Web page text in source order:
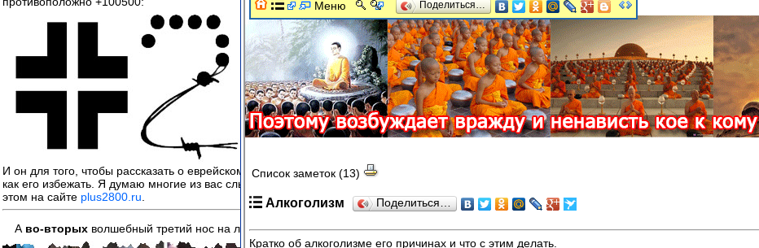
И он для того, чтобы рассказать о еврейском фашизме, 2800 рабах каждому еврею, а главное о каббалистическом языке и
как его избежать. Я думаю многие из вас слышат об этом первый раз и не понимают о чем это я:-) Но это интересно, важно знать
этом на сайте plus2800.ru
А во-вторых волшебный третий нос на лбу:-) Это как у пастофарианцев друшлак на голове.